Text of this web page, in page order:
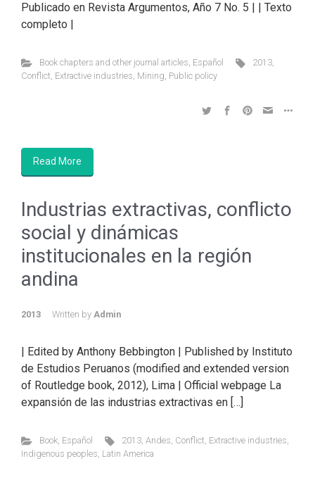
Publicado en Revista Argumentos, Año 7 No. 5 | | Texto
completo |
Book chapters and other journal articles, Español 2013,
Conflict, Extractive industries, Mining, Public policy
Read More
Industrias extractivas, conflicto
social y dinámicas
institucionales en la región
andina
2013 Written by Admin
| Edited by Anthony Bebbington | Published by Instituto
de Estudios Peruanos (modified and extended version
of Routledge book, 2012), Lima | Official webpage La
expansión de las industrias extractivas en […]
Book, Español 2013,Andes, Conflict, Extractive industries,
Indigenous peoples, Latin America